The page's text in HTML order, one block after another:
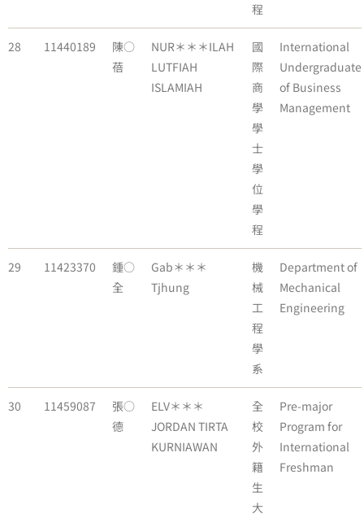
程
28 11440189
陳○
蓓
NUR＊＊＊ILAH
LUTFIAH
ISLAMIAH
國
際
商
學
學
士
學
位
學
程
International
Undergraduate
of Business
Management
29 11423370
鍾○
全
Gab＊＊＊
Tjhung
機
械
工
程
學
系
Department of
Mechanical
Engineering
30 11459087
張○
德
ELV＊＊＊
JORDAN TIRTA
KURNIAWAN
全
校
外
籍
生
大
Pre-major
Program for
International
Freshman